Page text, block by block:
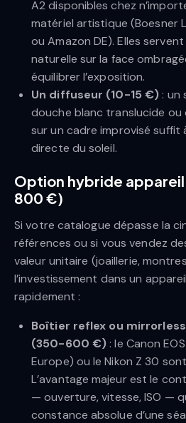
A2 disponibles chez
matériel artistique (Boesner
ou Amazon DE). Elles
naturelle sur la face
équilibrer l’exposition.
Un diffuseur (10-15 €): un
douche blanc translucide ou
sur un cadre improvisé suffit
directe du soleil.
Option hybride
800 €)
Si votre catalogue dépasse la
références ou si vous vendez
valeur unitaire (joaillerie,
l’investissement dans un
rapidement :
Boîtier reflex ou
(350-600 €): le Canon
Europe) ou le Nikon Z 30
L’avantage majeur est le
— ouverture, vitesse, ISO —
constance absolue d’une